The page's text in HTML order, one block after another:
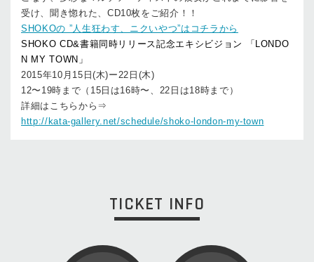
受け、聞き惚れた、CD10枚をご紹介！！
SHOKOの ”人生狂わす、ニクいやつ”はコチラから
SHOKO CD&書籍同時リリース記念エキシビジョン 「LONDO
N MY TOWN」
2015年10月15日(木)ー22日(木)
12〜19時まで（15日は16時〜、22日は18時まで）
詳細はこちらから⇒
http://kata-gallery.net/schedule/shoko-london-my-town
TICKET INFO